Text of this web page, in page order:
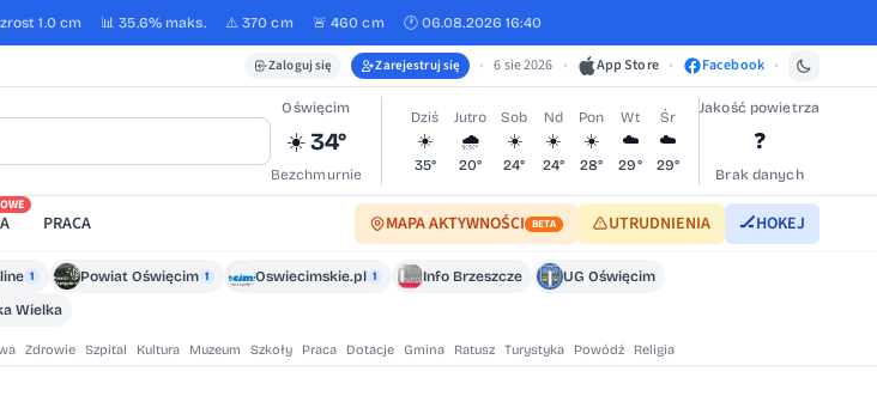
1.0 cm 📊 35.6% maks. ⚠️ 370 cm 🚨 460 cm 🕐 06.08.2026 16:40
Zaloguj się Zarejestruj się • 6 sie 2026 • App Store • Facebook •
Oświęcim
☀️34°
Bezchmurnie
Dziś
☀️
35°
Jutro
🌧️
20°
Sob
☀️
24°
Nd
☀️
24°
Pon
☀️
28°
Wt
☁️
29°
Śr
☁️
29°
Jakość powietrza
❓
Brak danych
PRACA MAPA AKTYWNOŚCI BETA UTRUDNIENIA 🏒HOKEJ
1 Powiat Oświęcim 1 Oswiecimskie.pl 1 Info Brzeszcze
UG Oświęcim
Wielka
Zdrowie Szpital Kultura Muzeum Szkoły Praca Dotacje Gmina Ratusz Turystyka Powódź Religia